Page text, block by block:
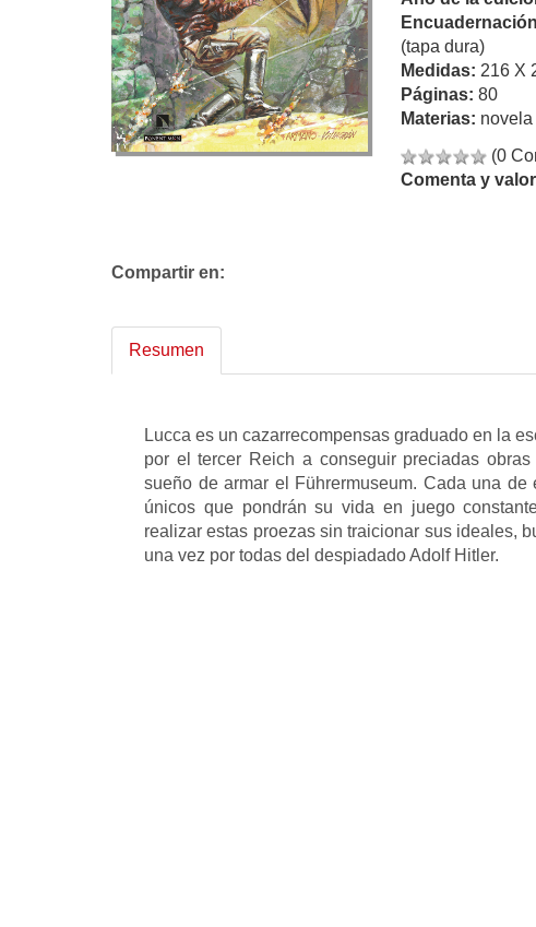
(tapa dura)
Medidas: 216 X
Páginas: 80
Materias: novela
(0
Comenta y
Compartir en:
Resumen
Lucca es un cazarrecompensas graduado en la
por el tercer Reich a conseguir preciadas
sueño de armar el Führermuseum. Cada una
únicos que pondrán su vida en juego
realizar estas proezas sin traicionar sus ideales,
una vez por todas del despiadado Adolf Hitler.